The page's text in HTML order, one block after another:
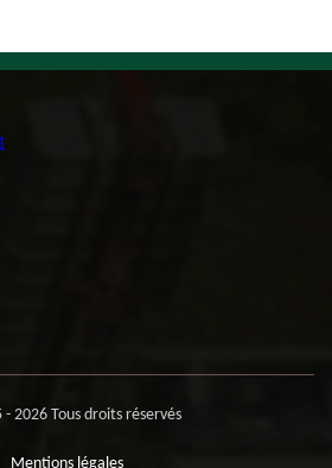
2026 Tous droits réservés
Mentions légales